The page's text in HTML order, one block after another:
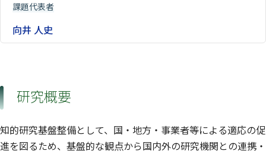
課題代表者
向井 人史
研究概要
知的研究基盤整備として、国・地方・事業者等による適応の促
進を図るため、基盤的な観点から国内外の研究機関との連携・